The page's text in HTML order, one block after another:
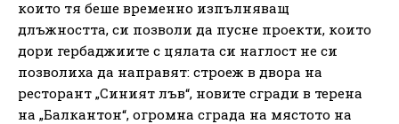
които тя беше временно изпълняващ
длъжността, си позволи да пусне проекти, които
дори гербаджиите с цялата си наглост не си
позволиха да направят: строеж в двора на
ресторант „Синият лъв“, новите сгради в терена
на „Балкантон“, огромна сграда на мястото на